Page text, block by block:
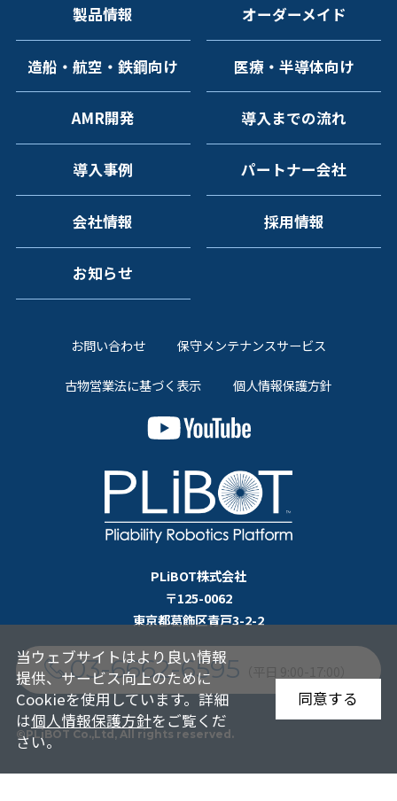
オーダーメイド
製品情報
造船・航空・鉄鋼向け 医療・半導体向け
AMR開発 導入までの流れ
導入事例 パートナー会社
会社情報 採用情報
お知らせ
お問い合わせ 保守メンテナンスサービス
古物営業法に基づく表示 個人情報保護方針
PLiBOT株式会社
〒125-0062
東京都葛飾区青戸3-2-2
03-6662-6595
©PLiBOT Co.,Ltd, All rights reserved.
当ウェブサイトはより良い情報
提供、サービス向上のために
Cookieを使用しています。詳細
は個人情報保護方針をご覧くだ
さい。
同意する